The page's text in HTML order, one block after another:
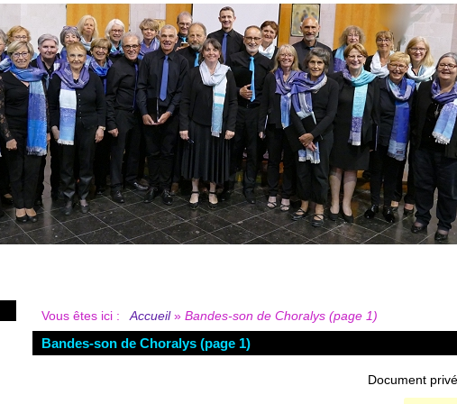
Vous êtes ici : Accueil» Bandes-son de Choralys (page 1)
Bandes-son de Choralys (page 1)
Document